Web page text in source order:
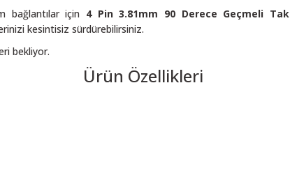
bağlantılar için 4 Pin 3.81mm 90 Derece Geçmeli
kesintisiz sürdürebilirsiniz.
bekliyor.
Ürün Özellikleri